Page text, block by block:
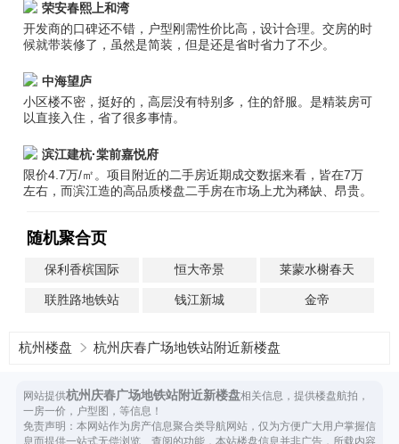
荣安春熙上和湾
开发商的口碑还不错，户型刚需性价比高，设计合理。交房的时
候就带装修了，虽然是简装，但是还是省时省力了不少。
中海望庐
小区楼不密，挺好的，高层没有特别多，住的舒服。是精装房可
以直接入住，省了很多事情。
滨江建杭·棠前嘉悦府
限价4.7万/㎡。项目附近的二手房近期成交数据来看，皆在7万
左右，而滨江造的高品质楼盘二手房在市场上尤为稀缺、昂贵。
随机聚合页
保利香槟国际 恒大帝景 莱蒙水榭春天
联胜路地铁站 钱江新城 金帝
杭州楼盘 杭州庆春广场地铁站附近新楼盘
网站提供杭州庆春广场地铁站附近新楼盘相关信息，提供楼盘航拍，
一房一价，户型图，等信息！
免责声明：本网站作为房产信息聚合类导航网站，仅为方便广大用户掌握信
息而提供一站式无偿浏览、查阅的功能，本站楼盘信息并非广告，所载内容